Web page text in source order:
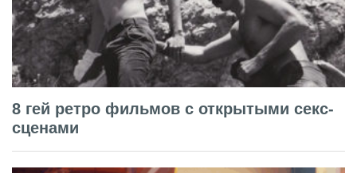
8 гей ретро фильмов с открытыми секс-
сценами